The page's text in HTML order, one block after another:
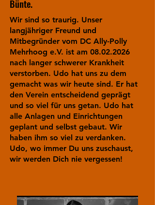
Bünte.
Wir sind so traurig. Unser
langjähriger Freund und
Mitbegründer vom DC Ally-Polly
Mehrhoog e.V. ist am 08.02.2026
nach langer schwerer Krankheit
verstorben. Udo hat uns zu dem
gemacht was wir heute sind. Er hat
den Verein entscheidend geprägt
und so viel für uns getan. Udo hat
alle Anlagen und Einrichtungen
geplant und selbst gebaut. Wir
haben ihm so viel zu verdanken.
Udo, wo immer Du uns zuschaust,
wir werden Dich nie vergessen!